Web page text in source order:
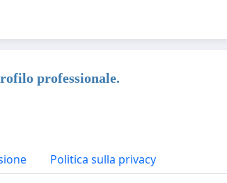
professionale.
Politica sulla privacy